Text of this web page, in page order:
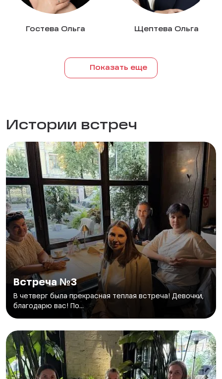
Гостева Ольга Щептева Ольга
Показать еще
Истории встреч
Встреча №3
В четверг была прекрасная теплая встреча! Девочки,
благодарю вас! По...